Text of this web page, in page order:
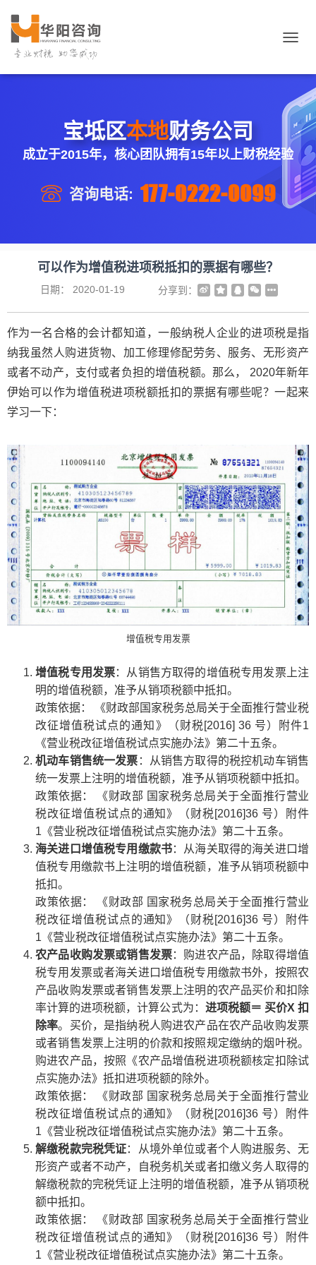
导
宝坻区本地财务公司
成立于2015年，核心团队拥有15年以上财税经验
咨询电话: 177-0222-0099
可以作为增值税进项税抵扣的票据有哪些？
日期： 2020-01-19 分享到：
作为一名合格的会计都知道，一般纳税人企业的进项税是指
纳我虽然人购进货物、加工修理修配劳务、服务、无形资产
或者不动产，支付或者负担的增值税额。那么， 2020年新年
伊始可以作为增值税进项税额抵扣的票据有哪些呢？一起来
学习一下：
增值税专用发票
增值税专用发票：从销售方取得的增值税专用发票上注
明的增值税额，准予从销项税额中抵扣。
政策依据： 《财政部国家税务总局关于全面推行营业税
改征增值税试点的通知》（财税[2016] 36 号）附件1
《营业税改征增值税试点实施办法》第二十五条。
机动车销售统一发票 ：从销售方取得的税控机动车销售
统一发票上注明的增值税额，准予从销项税额中抵扣。
政策依据： 《财政部 国家税务总局关于全面推行营业
税改征增值税试点的通知》（财税[2016]36 号）附件
1《营业税改征增值税试点实施办法》第二十五条。
海关进口增值税专用缴款书：从海关取得的海关进口增
值税专用缴款书上注明的增值税额，准予从销项税额中
抵扣。
政策依据： 《财政部 国家税务总局关于全面推行营业
税改征增值税试点的通知》（财税[2016]36 号）附件
1《营业税改征增值税试点实施办法》第二十五条。
农产品收购发票或销售发票：购进农产品，除取得增值
税专用发票或者海关进口增值税专用缴款书外，按照农
产品收购发票或者销售发票上注明的农产品买价和扣除
率计算的进项税额，计算公式为： 进项税额＝ 买价X 扣
除率。买价，是指纳税人购进农产品在农产品收购发票
或者销售发票上注明的价款和按照规定缴纳的烟叶税。
购进农产品，按照《农产品增值税进项税额核定扣除试
点实施办法》抵扣进项税额的除外。
政策依据： 《财政部 国家税务总局关于全面推行营业
税改征增值税试点的通知》（财税[2016]36 号）附件
1《营业税改征增值税试点实施办法》第二十五条。
解缴税款完税凭证：从境外单位或者个人购进服务、无
形资产或者不动产，自税务机关或者扣缴义务人取得的
解缴税款的完税凭证上注明的增值税额，准予从销项税
额中抵扣。
政策依据： 《财政部 国家税务总局关于全面推行营业
税改征增值税试点的通知》（财税[2016]36 号）附件
1《营业税改征增值税试点实施办法》第二十五条。